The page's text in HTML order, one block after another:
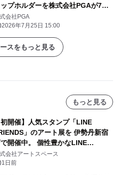
プホルダーを株式会社PGAが7月
日発売
会社PGA
2026年7月25日 15:00
スをもっと見る
もっと見る
初開催】人気スタンプ「LINE
」のアート展を 伊勢丹新宿
で開催中。 個性豊かなLINE
の仲間たちが インテリアア
として新たな魅力を発信。
会社アートスペース
1日前